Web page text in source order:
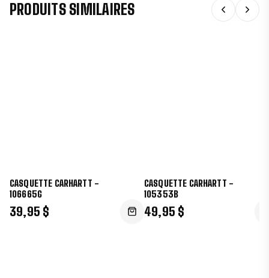
PRODUITS SIMILAIRES
CASQUETTE CARHARTT -
106665G
39,95 $
CASQUETTE CARHARTT -
105353B
49,95 $